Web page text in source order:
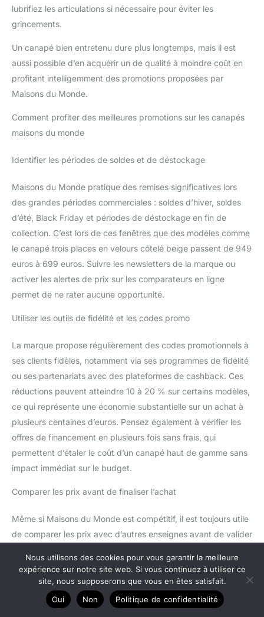
lubrifiez les articulations si nécessaire pour éviter les
grincements.
Un canapé bien entretenu dure plus longtemps, mais il est
aussi possible d’en acquérir un de qualité à moindre coût en
profitant intelligemment des promotions proposées par
Maisons du Monde.
Comment profiter des meilleures promotions sur les canapés
maisons du monde
Identifier les périodes de soldes et de déstockage
Maisons du Monde pratique des remises significatives lors
des grandes périodes commerciales : soldes d’hiver, soldes
d’été, Black Friday et périodes de déstockage en fin de
collection. C’est lors de ces fenêtres que des modèles comme
le canapé trois places en velours côtelé beige passent de 949
euros à 699 euros. Suivre les newsletters de la marque ou
activer les alertes de prix sur les comparateurs en ligne
permet de ne rater aucune opportunité.
Utiliser les outils de fidélité et les codes promo
La marque propose régulièrement des codes promotionnels à
ses clients fidèles, notamment via ses programmes de fidélité
ou ses partenariats avec des plateformes de cashback. Ces
réductions peuvent atteindre 10 à 20 % sur certains modèles,
ce qui représente une économie substantielle sur un achat à
plusieurs centaines d’euros. Pensez également à vérifier les
offres de financement en plusieurs fois sans frais, qui
permettent d’étaler le coût d’un canapé haut de gamme sans
impact immédiat sur le budget.
Comparer les prix avant de finaliser l’achat
Même si Maisons du Monde est compétitif, il est toujours utile
de comparer les prix avec d’autres enseignes avant de valider
de vérifier si le modèle convoité est disponible ailleurs à un
tarif inférieur. Gardez également à l’esprit que les frais de
livraison peuvent varier selon les périodes et que certaines
promotions incluent la livraison gratuite, ce qui peut faire
Nous utilisons des cookies pour vous garantir la meilleure
expérience sur notre site web. Si vous continuez à utiliser ce
site, nous supposerons que vous en êtes satisfait.
Oui
Non Politique de confidentialité